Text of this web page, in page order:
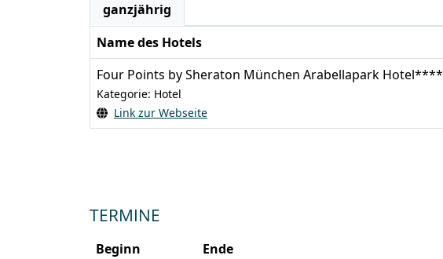
ganzjährig
Name des Hotels
Four Points by Sheraton München Arabellapark Hotel****
Kategorie: Hotel
Link zur Webseite
TERMINE
Beginn Ende